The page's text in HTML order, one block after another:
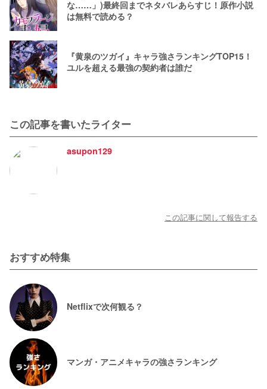
な……」)最終回までネタバレあらすじ！原作小説
は無料で読める？
『黄泉のツガイ』キャラ強さランキングTOP15！
ユルを超える最強の契約者は誰だ
この記事を書いたライター
asupon129
この記事に関して報告する
おすすめ特集
Netflixで次何観る？
マンガ・アニメキャラの強さランキング